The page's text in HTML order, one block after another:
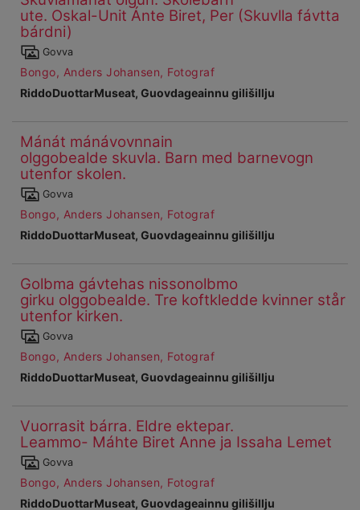
51ute. Oskal-Unit Ánte Biret, Per (Skuvlla fávtta
bárdni)
Čájet
dieđuid
Govva
Bongo, Anders Johansen, Fotograf
RiddoDuottarMuseat, Guovdageainnu gilišillju
Ohcanboađus
52
Mánát mánávovnnain
olggobealde skuvla. Barn med barnevogn
utenfor skolen.
Čájet
dieđuid
Govva
Bongo, Anders Johansen, Fotograf
RiddoDuottarMuseat, Guovdageainnu gilišillju
Ohcanboađus
53
Golbma gávtehas nissonolbmo
girku olggobealde. Tre koftkledde kvinner står
utenfor kirken.
Čájet
dieđuid
Govva
Bongo, Anders Johansen, Fotograf
RiddoDuottarMuseat, Guovdageainnu gilišillju
Ohcanboađus
54
Vuorrasit bárra. Eldre ektepar.
Leammo- Máhte Biret Anne ja Issaha Lemet
Čájet
dieđuid
Govva
Bongo, Anders Johansen, Fotograf
RiddoDuottarMuseat, Guovdageainnu gilišillju